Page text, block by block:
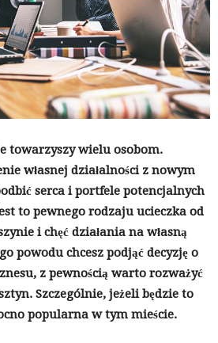
towarzyszy wielu osobom.
własnej działalności z nowym
serca i portfele potencjalnych
to pewnego rodzaju ucieczka od
i chęć działania na własną
powodu chcesz podjąć decyzję o
z pewnością warto rozważyć
Szczególnie, jeżeli będzie to
popularna w tym mieście.